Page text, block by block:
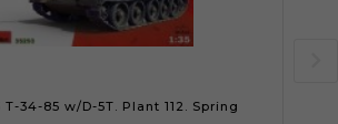
34-85 w/D-5T. Plant 112. Spring